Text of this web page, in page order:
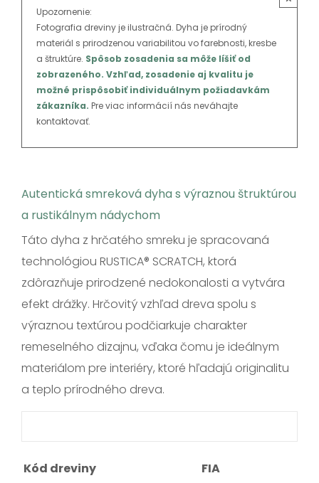
Upozornenie:
Fotografia dreviny je ilustračná. Dyha je prírodný
materiál s prirodzenou variabilitou vo farebnosti, kresbe
a štruktúre. Spôsob zosadenia sa môže líšiť od
zobrazeného. Vzhľad, zosadenie aj kvalitu je
možné prispôsobiť individuálnym požiadavkám
zákazníka. Pre viac informácií nás neváhajte
kontaktovať.
Autentická smreková dyha s výraznou štruktúrou
a rustikálnym nádychom
Táto dyha z hrčatého smreku je spracovaná
technológiou RUSTICA® SCRATCH, ktorá
zdôrazňuje prirodzené nedokonalosti a vytvára
efekt drážky. Hrčovitý vzhľad dreva spolu s
výraznou textúrou podčiarkuje charakter
remeselného dizajnu, vďaka čomu je ideálnym
materiálom pre interiéry, ktoré hľadajú originalitu
a teplo prírodného dreva.
Kód dreviny FIA